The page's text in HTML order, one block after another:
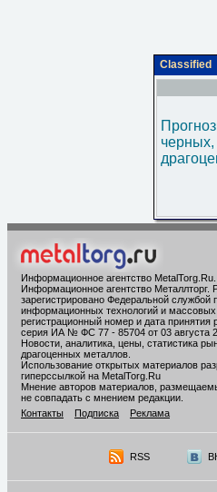
Classified
черных,
Информационное агентство MetalTorg.Ru
Информационное агентство Металлторг.
зарегистрировано Федеральной службой
информационных технологий и
регистрационный номер и дата принятия
серия ИА № ФС 77 - 85704 от 03 августа
Новости, аналитика, цены, статистика
драгоценных металлов.
Использование открытых материалов
гиперссылкой на MetalTorg.Ru
Мнение авторов материалов,
не совпадать с мнением редакции.
Контакты
Подписка Реклама
RSS